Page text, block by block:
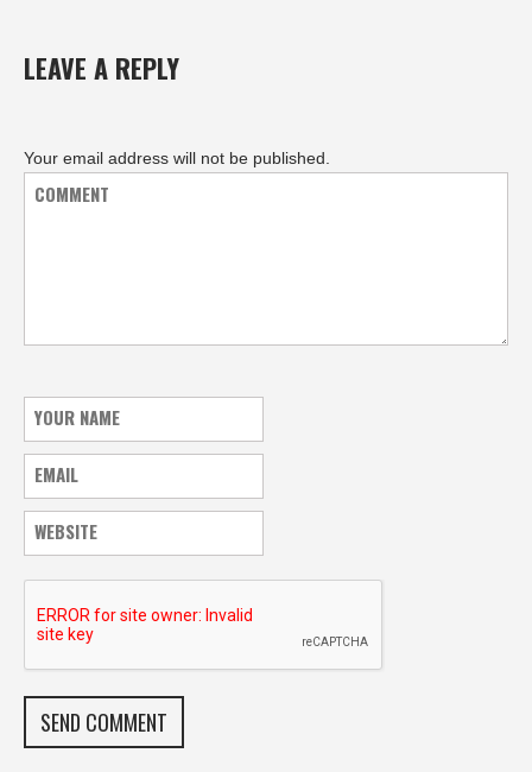
LEAVE A REPLY
Your email address will not be published.